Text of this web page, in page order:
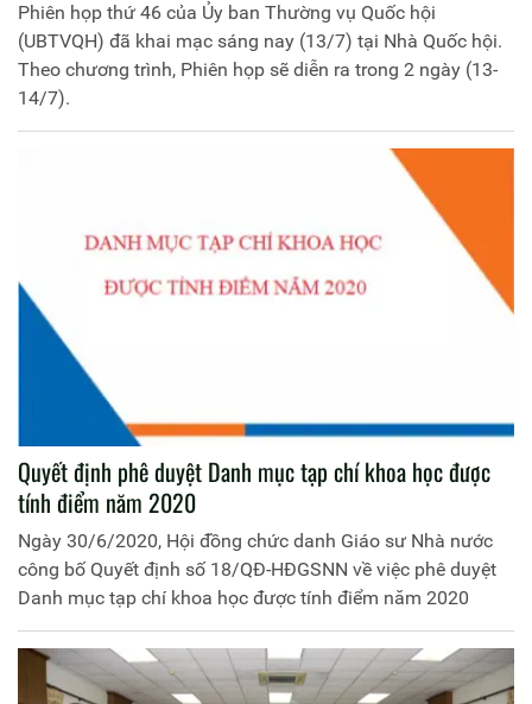
Phiên họp thứ 46 của Ủy ban Thường vụ Quốc hội
(UBTVQH) đã khai mạc sáng nay (13/7) tại Nhà Quốc hội.
Theo chương trình, Phiên họp sẽ diễn ra trong 2 ngày (13-
14/7).
Quyết định phê duyệt Danh mục tạp chí khoa học được
tính điểm năm 2020
Ngày 30/6/2020, Hội đồng chức danh Giáo sư Nhà nước
công bố Quyết định số 18/QĐ-HĐGSNN về việc phê duyệt
Danh mục tạp chí khoa học được tính điểm năm 2020